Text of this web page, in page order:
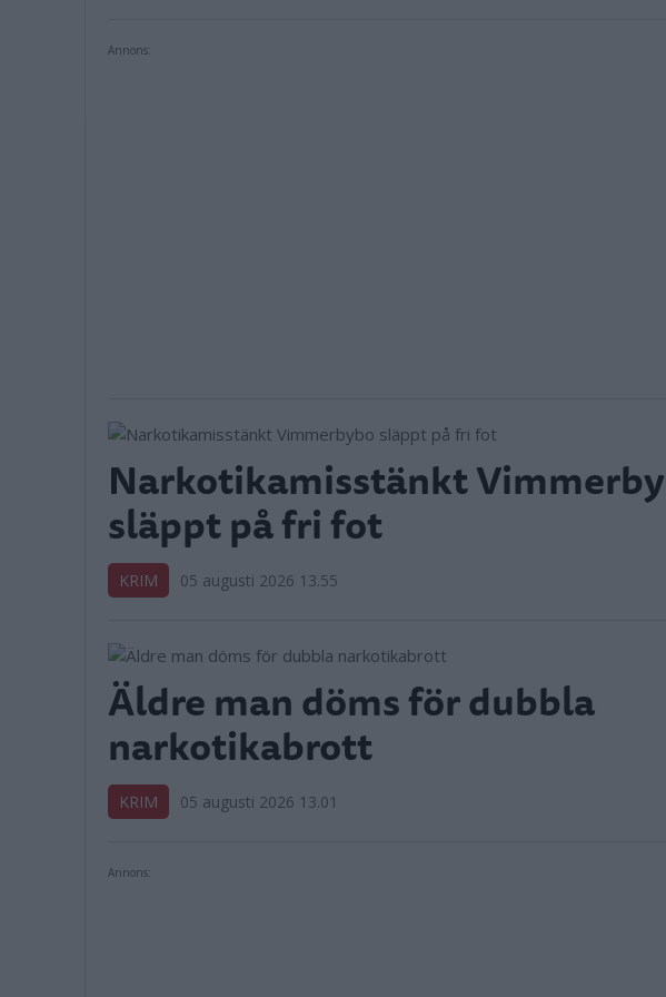
Annons:
Narkotikamisstänkt
släppt på fri fot
KRIM 05 augusti 2026 13.55
Äldre man döms för dubbla
narkotikabrott
KRIM 05 augusti 2026 13.01
Annons: